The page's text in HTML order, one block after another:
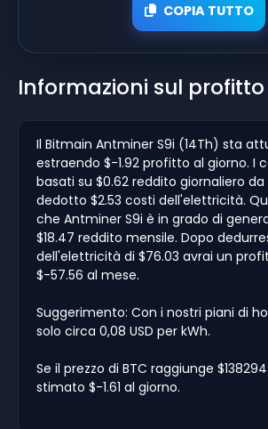
COPIA TUTTO
Informazioni sul profitto
Il Bitmain Antminer S9i (14Th) sta
estraendo $-1.92 profitto al giorno. I
basati su $0.62 reddito giornaliero
dedotto $2.53 costi dell'elettricità.
che Antminer S9i è in grado di
$18.47 reddito mensile. Dopo
dell'elettricità di $76.03 avrai un
$-57.56 al mese.
Suggerimento: Con i nostri piani di
solo circa 0,08 USD per kWh.
Se il prezzo di BTC raggiunge
stimato $-1.61 al giorno.